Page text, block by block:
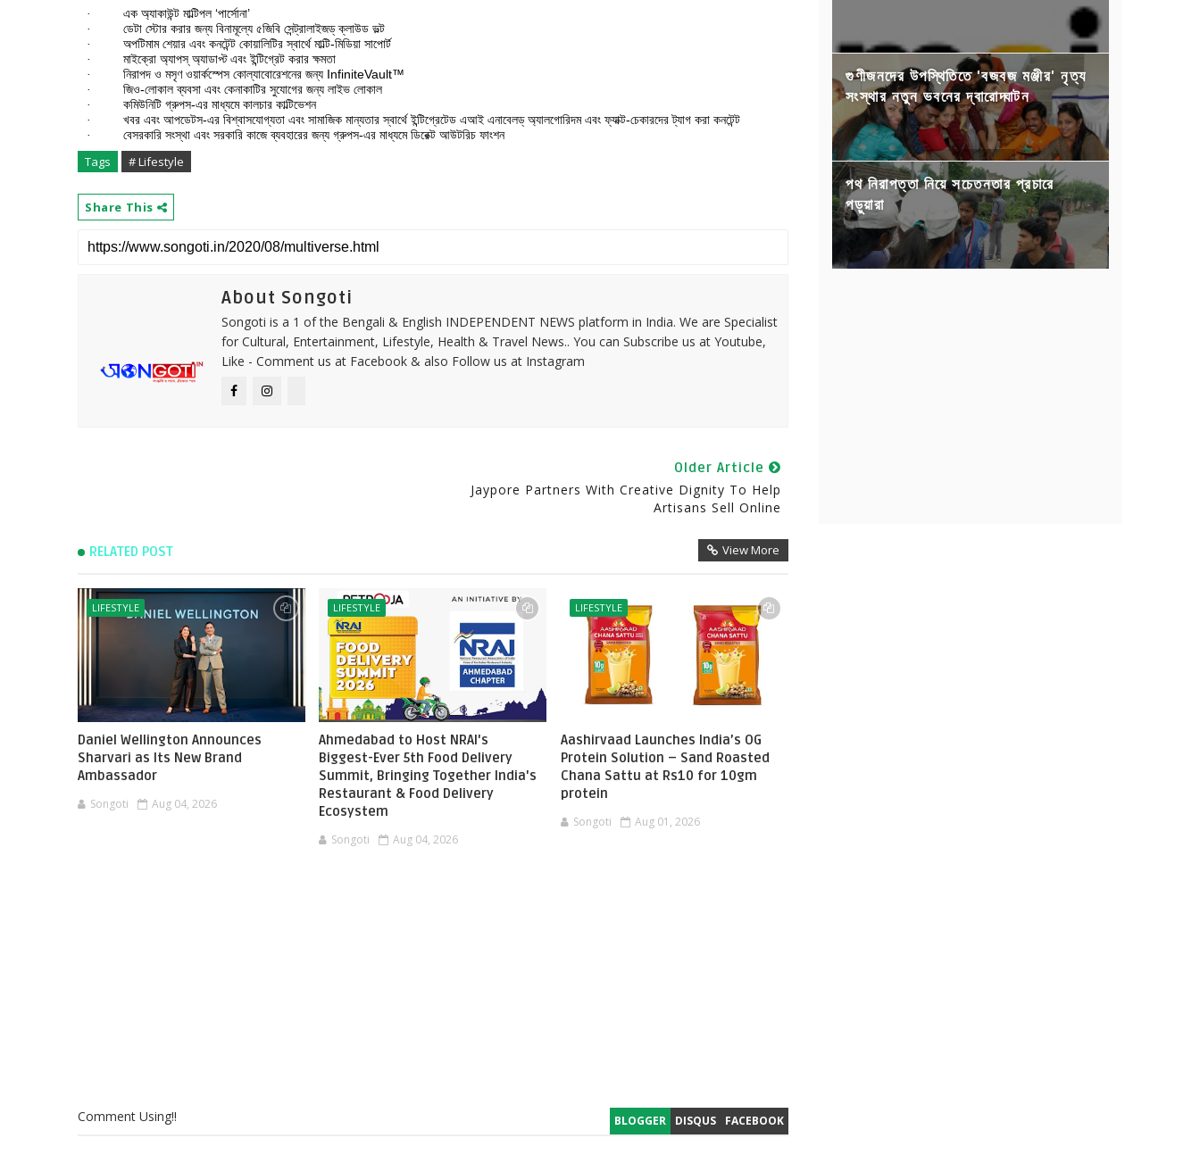
· এক অ্যাকাউন্ট মাল্টিপল ‘পার্সোনা’
· ডেটা স্টোর করার জন্য বিনামূল্যে ৫জিবি সেন্ট্রালাইজড্ ক্লাউড ভল্ট
· অপটিমাম শেয়ার এবং কনটেন্ট কোয়ালিটির স্বার্থে মাল্টি-মিডিয়া সাপোর্ট
· মাইক্রো অ্যাপস্ অ্যাডাপ্ট এবং ইন্টিগ্রেট করার ক্ষমতা
· নিরাপদ ও মসৃণ ওয়ার্কস্পেস কোল্যাবোরেশনের জন্য InfiniteVault™
· জিও-লোকাল ব্যবসা এবং কেনাকাটির সুযোগের জন্য লাইভ লোকাল
· কমিউনিটি গ্রুপস-এর মাধ্যমে কালচার কাল্টিভেশন
· খবর এবং আপডেটস-এর বিশ্বাসযোগ্যতা এবং সামাজিক মান্যতার স্বার্থে ইন্টিগ্রেটেড এআই এনাবেলড্ অ্যালগোরিদম এবং ফ্যাক্ট-চেকারদের ট্যাগ করা কনটেন্ট
· বেসরকারি সংস্থা এবং সরকারি কাজে ব্যবহারের জন্য গ্রুপস-এর মাধ্যমে ডিরেক্ট আউটরিচ ফাংশন
Tags # Lifestyle
Share This
About Songoti
Songoti is a 1 of the Bengali & English INDEPENDENT NEWS platform in India. We are Specialist
for Cultural, Entertainment, Lifestyle, Health & Travel News.. You can Subscribe us at Youtube,
Like - Comment us at Facebook & also Follow us at Instagram
Older Article
Jaypore Partners With Creative Dignity To Help
Artisans Sell Online
RELATED POST View More
LIFESTYLE
Daniel Wellington Announces
Sharvari as Its New Brand
Ambassador
Songoti Aug 04, 2026
LIFESTYLE
Ahmedabad to Host NRAI's
Biggest-Ever 5th Food Delivery
Summit, Bringing Together India's
Restaurant & Food Delivery
Ecosystem
Songoti Aug 04, 2026
LIFESTYLE
Aashirvaad Launches India’s OG
Protein Solution – Sand Roasted
Chana Sattu at Rs10 for 10gm
protein
Songoti Aug 01, 2026
BLOGGER DISQUS FACEBOOK
Comment Using!!
গুণীজনদের উপস্থিতিতে 'বজবজ মঞ্জীর' নৃত্য
সংস্থার নতুন ভবনের দ্বারোদ্ঘাটন
পথ নিরাপত্তা নিয়ে সচেতনতার প্রচারে
পড়ুয়ারা